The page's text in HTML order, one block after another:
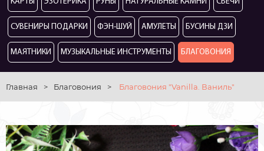
СУВЕНИРЫ ПОДАРКИ ФЭН-ШУЙ АМУЛЕТЫ БУСИНЫ ДЗИ
МАЯТНИКИ МУЗЫКАЛЬНЫЕ ИНСТРУМЕНТЫ БЛАГОВОНИЯ
Главная > Благовония > Благовония "Vanilla. Ваниль"